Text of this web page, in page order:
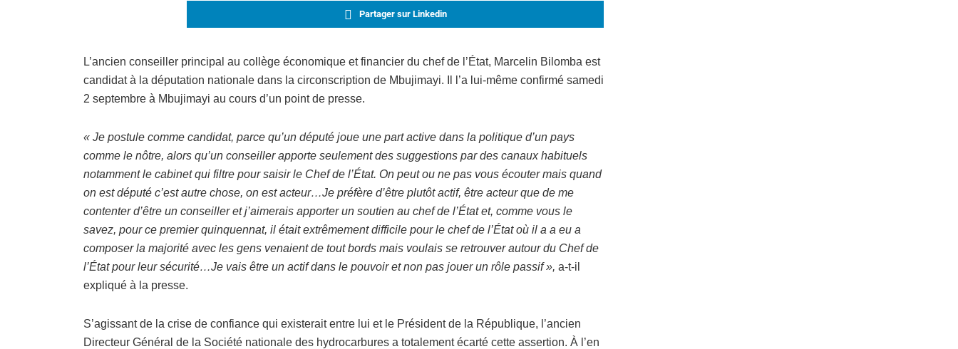
Partager sur Linkedin
L’ancien conseiller principal au collège économique et financier du chef de l’État, Marcelin Bilomba est
candidat à la députation nationale dans la circonscription de Mbujimayi. Il l’a lui-même confirmé samedi
2 septembre à Mbujimayi au cours d’un point de presse.
« Je postule comme candidat, parce qu’un député joue une part active dans la politique d’un pays
comme le nôtre, alors qu’un conseiller apporte seulement des suggestions par des canaux habituels
notamment le cabinet qui filtre pour saisir le Chef de l’État. On peut ou ne pas vous écouter mais quand
on est député c’est autre chose, on est acteur…Je préfère d’être plutôt actif, être acteur que de me
contenter d’être un conseiller et j’aimerais apporter un soutien au chef de l’État et, comme vous le
savez, pour ce premier quinquennat, il était extrêmement difficile pour le chef de l’État où il a a eu a
composer la majorité avec les gens venaient de tout bords mais voulais se retrouver autour du Chef de
l’État pour leur sécurité…Je vais être un actif dans le pouvoir et non pas jouer un rôle passif », a-t-il
expliqué à la presse.
S’agissant de la crise de confiance qui existerait entre lui et le Président de la République, l’ancien
Directeur Général de la Société nationale des hydrocarbures a totalement écarté cette assertion. À l’en